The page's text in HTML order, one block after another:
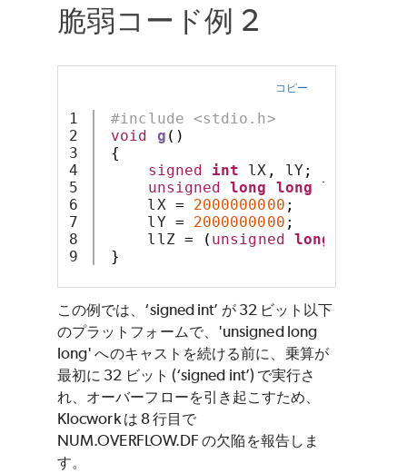
脆弱コード例 2
コピー
1
2
3
4
5
6
7
8
#include <stdio.h>
void
g ()
{
signed
int lX , lY ;
unsigned
long long llZ
lX = 2000000000 ;
lY = 2000000000 ;
llZ = ( unsigned long
}
この例では、‘signed int’ が 32 ビット以下
のプラットフォームで、'unsigned long
long' へのキャストを続ける前に、乗算が
最初に 32 ビット (‘signed int’) で実行さ
れ、オーバーフローを引き起こすため、
Klocwork は 8 行目で
NUM.OVERFLOW.DF の欠陥を報告しま
す。